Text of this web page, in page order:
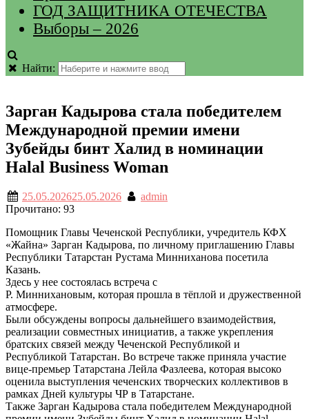
ГОД ЗАЩИТНИКА ОТЕЧЕСТВА
Выборы – 2026
Найти:
Зарган Кадырова стала победителем
Международной премии имени
Зубейды бинт Халид в номинации
Halal Business Woman
25.05.202625.05.2026
admin
Прочитано: 93
Помощник Главы Чеченской Республики, учредитель КФХ
«Жайна» Зарган Кадырова, по личному приглашению Главы
Республики Татарстан Рустама Минниханова посетила
Казань.
Здесь у нее состоялась встреча с
Р. Миннихановым, которая прошла в тёплой и дружественной
атмосфере.
Были обсуждены вопросы дальнейшего взаимодействия,
реализации совместных инициатив, а также укрепления
братских связей между Чеченской Республикой и
Республикой Татарстан. Во встрече также приняла участие
вице-премьер Татарстана Лейла Фазлеева, которая высоко
оценила выступления чеченских творческих коллективов в
рамках Дней культуры ЧР в Татарстане.
Также Зарган Кадырова стала победителем Международной